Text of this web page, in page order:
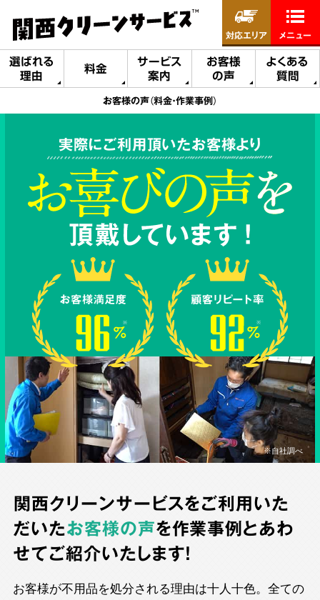
選ばれる
理由
料金
サービス
案内
お客様
の声
よくある
質問
対応エリア メニュー
お客様の声（料金・作業事例）
実際にご利用頂いたお客様より
※自社調べ
関西クリーンサービスをご利用いた
だいたお客様の声を作業事例とあわ
せてご紹介いたします！
お客様が不用品を処分される理由は十人十色。全ての